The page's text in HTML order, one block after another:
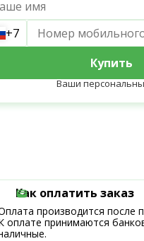
+7
Купить
Ваши
Как оплатить заказ
производится после
оплате принимаются